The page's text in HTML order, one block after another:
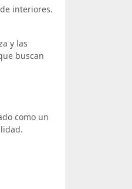
interiores.
y las
buscan
como un